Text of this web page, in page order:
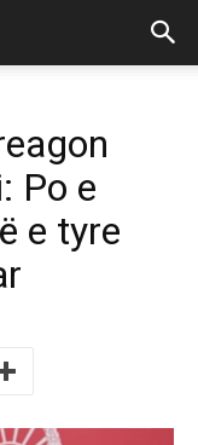
Po e
e tyre